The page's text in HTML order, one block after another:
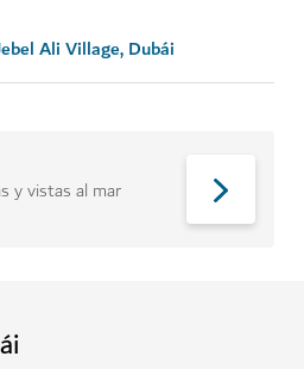
Ali Village, Dubái
y vistas al mar